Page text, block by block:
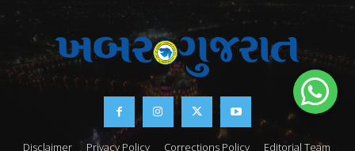
Disclaimer Privacy Policy Corrections Policy Editorial Team